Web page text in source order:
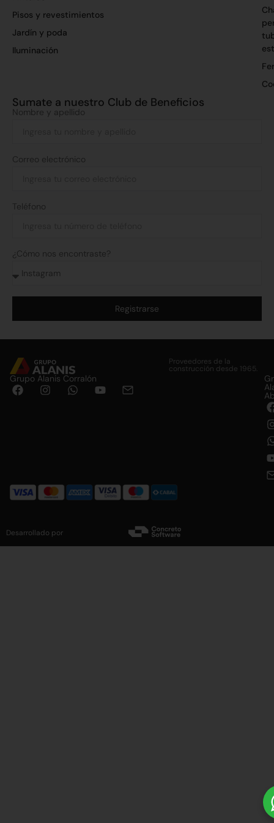
Pisos y revestimientos
Jardín y poda
Iluminación
Sumate a nuestro Club de Beneficios
Nombre y apellido
Correo electrónico
Teléfono
¿Cómo nos encontraste?
Registrarse
Proveedores de la
construcción desde 1965.
Grupo Alanis Corralón
Desarrollado por